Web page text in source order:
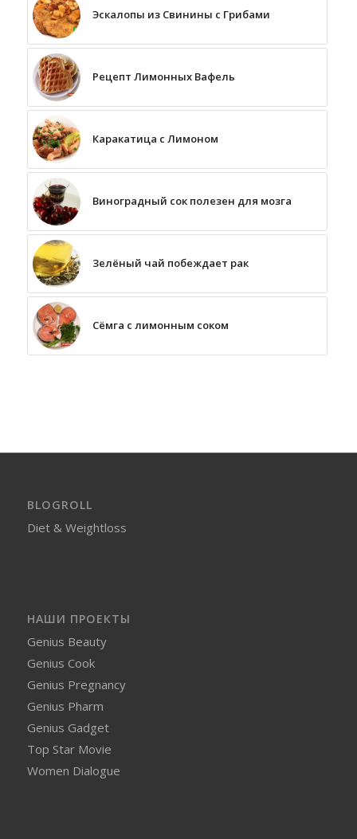
Эскалопы из Свинины с Грибами
Рецепт Лимонных Вафель
Каракатица с Лимоном
Виноградный сок полезен для мозга
Зелёный чай побеждает рак
Сёмга с лимонным соком
BLOGROLL
Diet & Weightloss
НАШИ ПРОЕКТЫ
Genius Beauty
Genius Cook
Genius Pregnancy
Genius Pharm
Genius Gadget
Top Star Movie
Women Dialogue